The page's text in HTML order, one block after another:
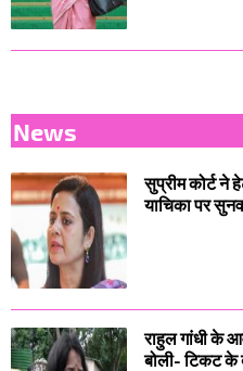
News
सुप्रीम कोर्ट ने
याचिका पर
राहुल गांधी के
बोली- टिकट के